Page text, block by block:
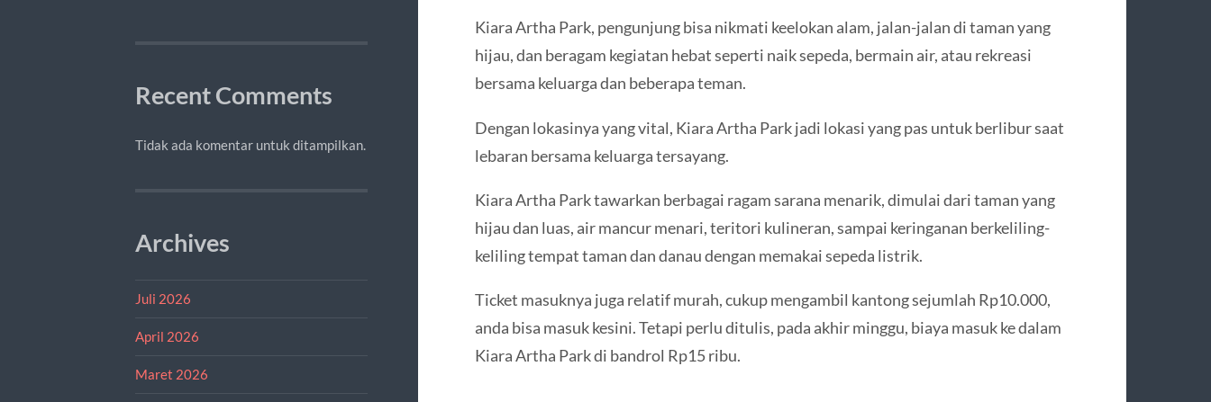
Recent Comments
Tidak ada komentar untuk ditampilkan.
Archives
Juli 2026
April 2026
Maret 2026
Kiara Artha Park, pengunjung bisa nikmati keelokan alam, jalan-jalan di taman yang
hijau, dan beragam kegiatan hebat seperti naik sepeda, bermain air, atau rekreasi
bersama keluarga dan beberapa teman.
Dengan lokasinya yang vital, Kiara Artha Park jadi lokasi yang pas untuk berlibur saat
lebaran bersama keluarga tersayang.
Kiara Artha Park tawarkan berbagai ragam sarana menarik, dimulai dari taman yang
hijau dan luas, air mancur menari, teritori kulineran, sampai keringanan berkeliling-
keliling tempat taman dan danau dengan memakai sepeda listrik.
Ticket masuknya juga relatif murah, cukup mengambil kantong sejumlah Rp10.000,
anda bisa masuk kesini. Tetapi perlu ditulis, pada akhir minggu, biaya masuk ke dalam
Kiara Artha Park di bandrol Rp15 ribu.